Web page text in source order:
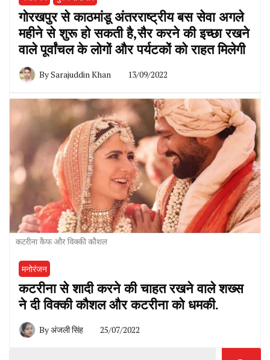
गोरखपुर से काठमांडू अंतरराष्ट्रीय बस सेवा अगले
महीने से शुरू हो सकती है,सैर करने की इच्छा रखने
वाले पूर्वांचल के लोगों और पर्यटकों को राहत मिलेगी
BySarajuddin Khan 13/09/2022
मनोरंजन
कटरीना से शादी करने की चाहत रखने वाले शख्स
ने दी विक्की कौशल और कटरीना को धमकी.
Byअंजली सिंह 25/07/2022